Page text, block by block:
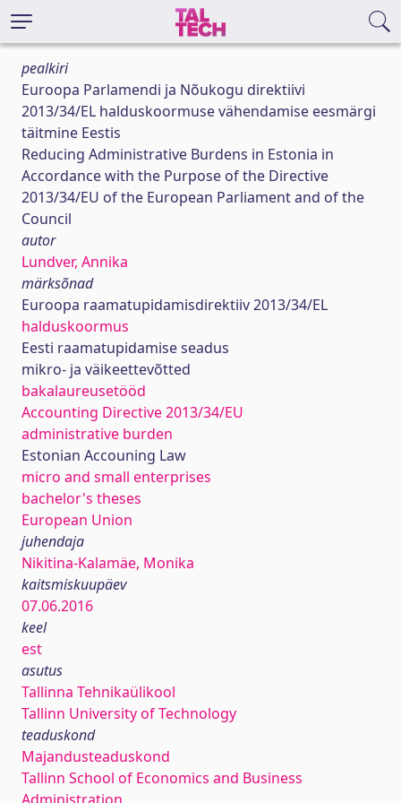
pealkiri
Euroopa Parlamendi ja Nõukogu direktiivi
2013/34/EL halduskoormuse vähendamise eesmärgi
täitmine Eestis
Reducing Administrative Burdens in Estonia in
Accordance with the Purpose of the Directive
2013/34/EU of the European Parliament and of the
Council
autor
Lundver, Annika
märksõnad
Euroopa raamatupidamisdirektiiv 2013/34/EL
halduskoormus
Eesti raamatupidamise seadus
mikro- ja väikeettevõtted
bakalaureusetööd
Accounting Directive 2013/34/EU
administrative burden
Estonian Accouning Law
micro and small enterprises
bachelor's theses
European Union
juhendaja
Nikitina-Kalamäe, Monika
kaitsmiskuupäev
07.06.2016
keel
est
asutus
Tallinna Tehnikaülikool
Tallinn University of Technology
teaduskond
Majandusteaduskond
Tallinn School of Economics and Business